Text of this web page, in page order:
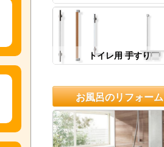
トイレ用 手すり
お風呂のリフォーム